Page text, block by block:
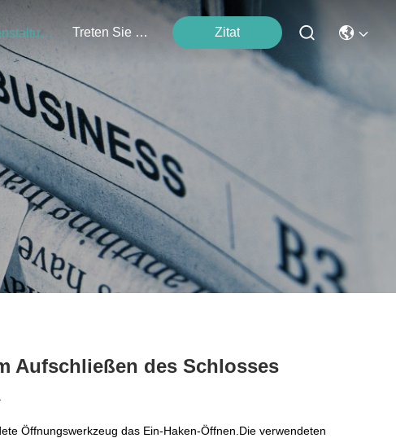
Veranstaltungen Treten Sie Mit Uns In Verbindung Zitat
Aufschließen des Schlosses
Öffnungswerkzeug das Ein-Haken-Öffnen.Die verwendeten